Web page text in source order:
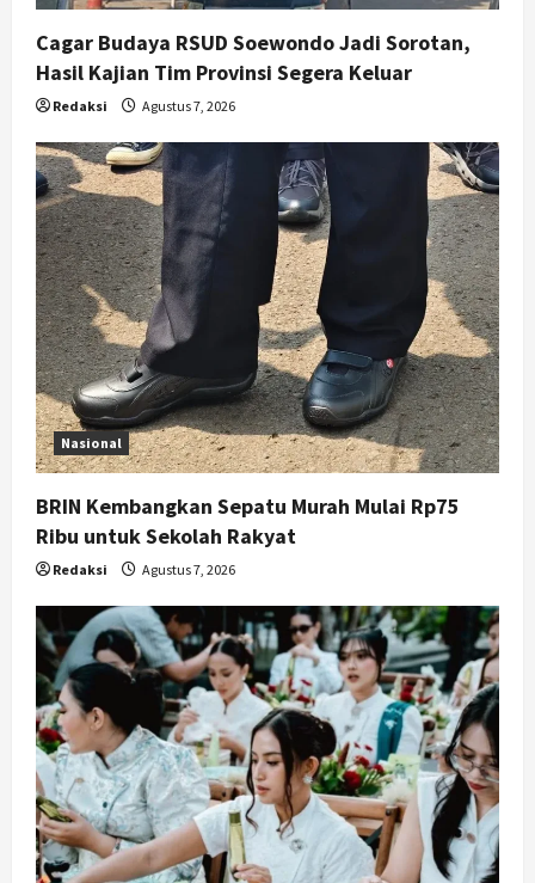
Bertahap
Agustus 6, 2026
Cagar Budaya RSUD Soewondo Jadi Sorotan,
Hasil Kajian Tim Provinsi Segera Keluar
Redaksi Agustus 7, 2026
Nasional
BRIN Kembangkan Sepatu Murah Mulai Rp75
Ribu untuk Sekolah Rakyat
Redaksi Agustus 7, 2026